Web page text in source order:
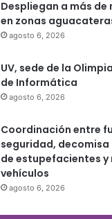
Despliegan a más
en zonas
agosto 6, 2026
UV, sede de la
de Informática
agosto 6, 2026
Coordinación entre
seguridad, decomisa
de estupefacientes y
vehículos
agosto 6, 2026